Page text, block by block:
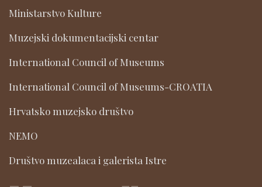
Ministarstvo Kulture
Muzejski dokumentacijski centar
International Council of Museums
International Council of Museums-CROATIA
Hrvatsko muzejsko društvo
NEMO
Društvo muzealaca i galerista Istre